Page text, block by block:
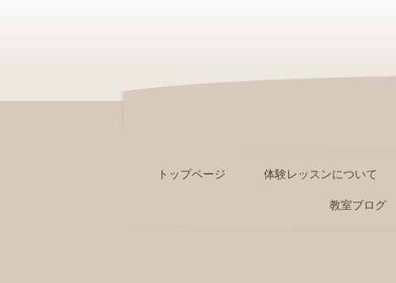
トップページ 体験レッスンについて
教室ブログ